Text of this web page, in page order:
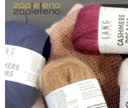
Pomůcky
Doplňky
Vychytávky
Časopisy,
knihy